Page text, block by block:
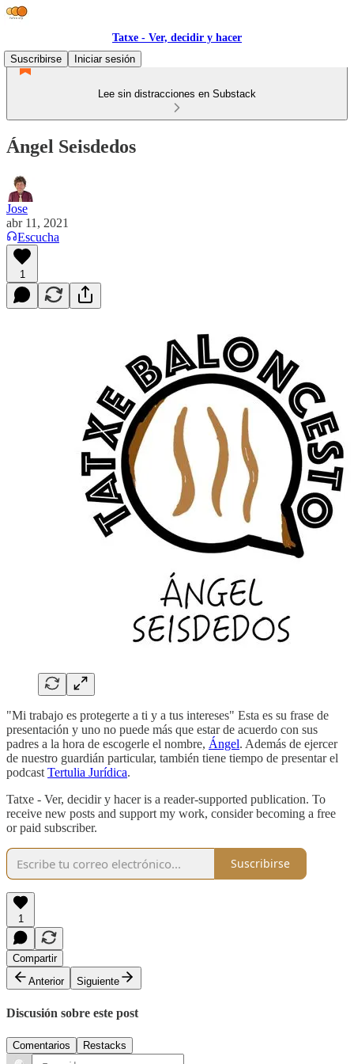
Tatxe - Ver, decidir y hacer
Suscribirse
Iniciar sesión
Lee sin distracciones en Substack
Ángel Seisdedos
Jose
abr 11, 2021
Escucha
1
"Mi trabajo es protegerte a ti y a tus intereses" Esta es su frase de
presentación y uno no puede más que estar de acuerdo con sus
padres a la hora de escogerle el nombre, Ángel. Además de ejercer
de nuestro guardián particular, también tiene tiempo de presentar el
podcast Tertulia Jurídica.
Tatxe - Ver, decidir y hacer is a reader-supported publication. To
receive new posts and support my work, consider becoming a free
or paid subscriber.
Suscribirse
1
Compartir
Anterior
Siguiente
Discusión sobre este post
Comentarios Restacks